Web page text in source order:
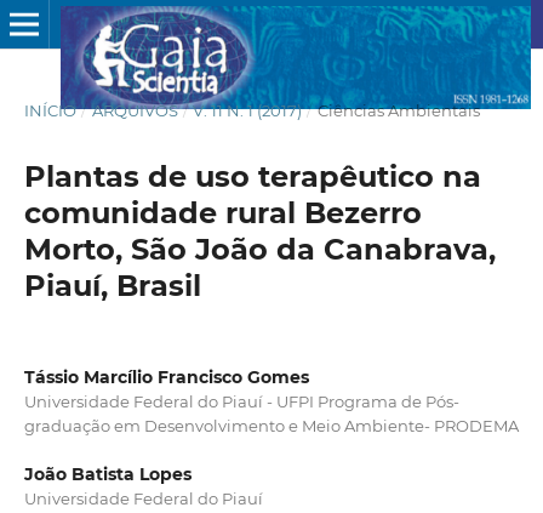
INÍCIO / ARQUIVOS / V. 11 N. 1 (2017) / Ciências Ambientais
Plantas de uso terapêutico na
comunidade rural Bezerro
Morto, São João da Canabrava,
Piauí, Brasil
Tássio Marcílio Francisco Gomes
Universidade Federal do Piauí - UFPI Programa de Pós-
graduação em Desenvolvimento e Meio Ambiente- PRODEMA
João Batista Lopes
Universidade Federal do Piauí